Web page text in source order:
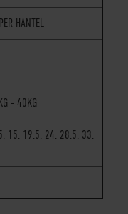
HANTEL
- 40KG
15, 19,5, 24, 28,5, 33,